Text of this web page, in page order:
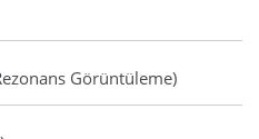
Görüntüleme)